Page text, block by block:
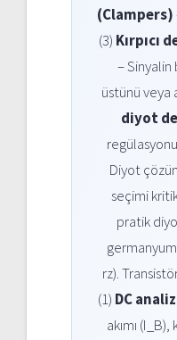
(Clampers)
(3) Kırpıcı
–
üstünü veya
diyot
Diyot
seçimi
pratik
rz).
(1) DC
akımı